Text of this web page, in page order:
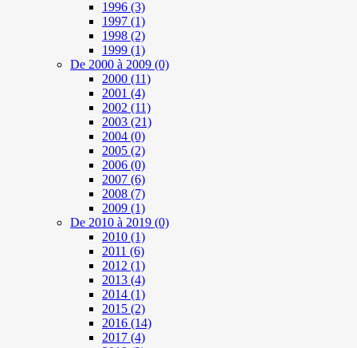
1996 (3)
1997 (1)
1998 (2)
1999 (1)
De 2000 à 2009 (0)
2000 (11)
2001 (4)
2002 (11)
2003 (21)
2004 (0)
2005 (2)
2006 (0)
2007 (6)
2008 (7)
2009 (1)
De 2010 à 2019 (0)
2010 (1)
2011 (6)
2012 (1)
2013 (4)
2014 (1)
2015 (2)
2016 (14)
2017 (4)